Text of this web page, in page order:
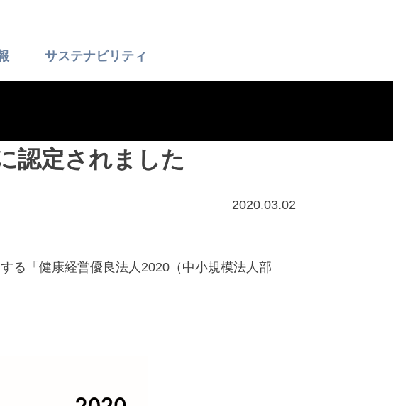
サステナビリティ
認定されました
2020.03.02
る 「健康経営優良法人2020（中小規模法人部